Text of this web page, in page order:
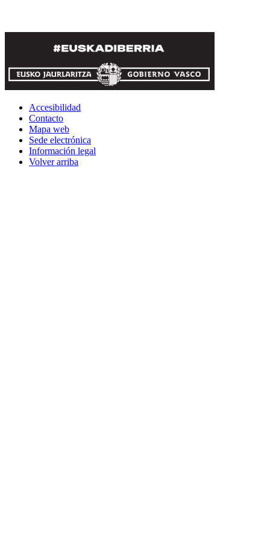
Accesibilidad
Contacto
Mapa web
Sede electrónica
Información legal
Volver arriba